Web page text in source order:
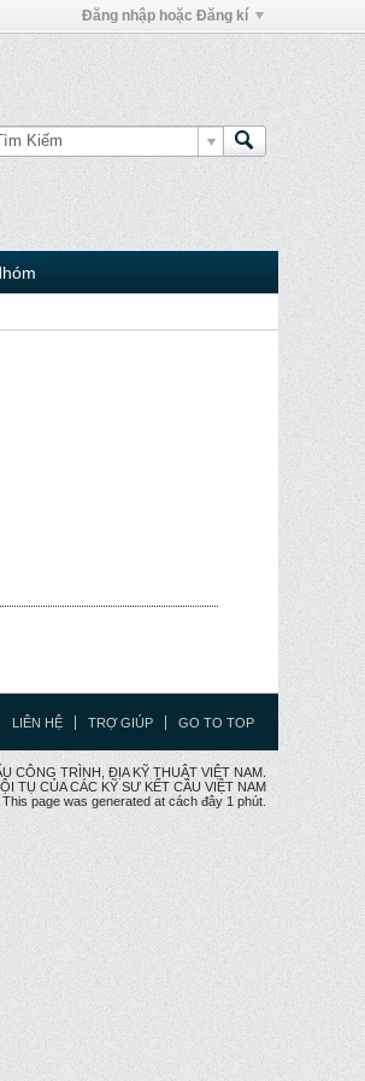
Đăng nhập hoặc Đăng kí
LIÊN HỆ TRỢ GIÚP GO TO TOP
CÔNG TRÌNH, ĐỊA KỸ THUẬT VIỆT NAM.
TỤ CỦA CÁC KỸ SƯ KẾT CÂU VIỆT NAM
page was generated at cách đây 1 phút.